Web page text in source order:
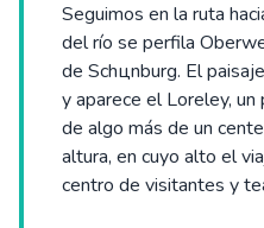
Seguimos en la ruta
del río se perfila
de Schцnburg. El
y aparece el Loreley,
de algo más de un
altura, en cuyo alto el
centro de visitantes y